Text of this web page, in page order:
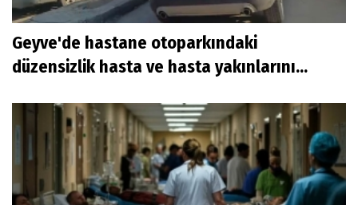
Geyve'de hastane otoparkındaki
düzensizlik hasta ve hasta yakınlarını...